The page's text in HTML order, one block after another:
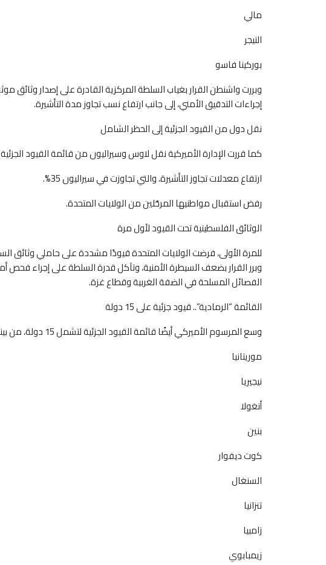
مالي
النيجر
بوركينا فاسو
وبررت واشنطن القرار بغياب السلطة المركزية القادرة على إصدار وثائق
إجراءات التدقيق الأمني، إلى جانب ارتفاع نسب تجاوز مدة التأشيرة.
نقل دول من القيود الجزئية إلى الحظر الشامل
كما قررت الإدارة الأميركية نقل لاوس وسيراليون من قائمة القيود
ارتفاع معدلات تجاوز التأشيرة، والتي تجاوزت في سيراليون 35%.
رفض استقبال مواطنيها المرحّلين من الولايات المتحدة.
الوثائق الفلسطينية تحت القيود لأول مرة
للمرة الأولى، فرضت الولايات المتحدة قيودًا مشددة على حاملي وثائق
وبرر القرار بضعف السيطرة الأمنية، وتآكل قدرة السلطة على إجراء
الفصائل المسلحة في الضفة الغربية وقطاع غزة.
القائمة “الرمادية”.. قيود جزئية على 15 دولة
وسع المرسوم الأميركي أيضًا قائمة القيود الجزئية لتشمل 15 دولة، من بينها:
موريتانيا
نيجيريا
أنغولا
بنين
كوت ديفوار
السنغال
تنزانيا
زامبيا
زيمبابوي